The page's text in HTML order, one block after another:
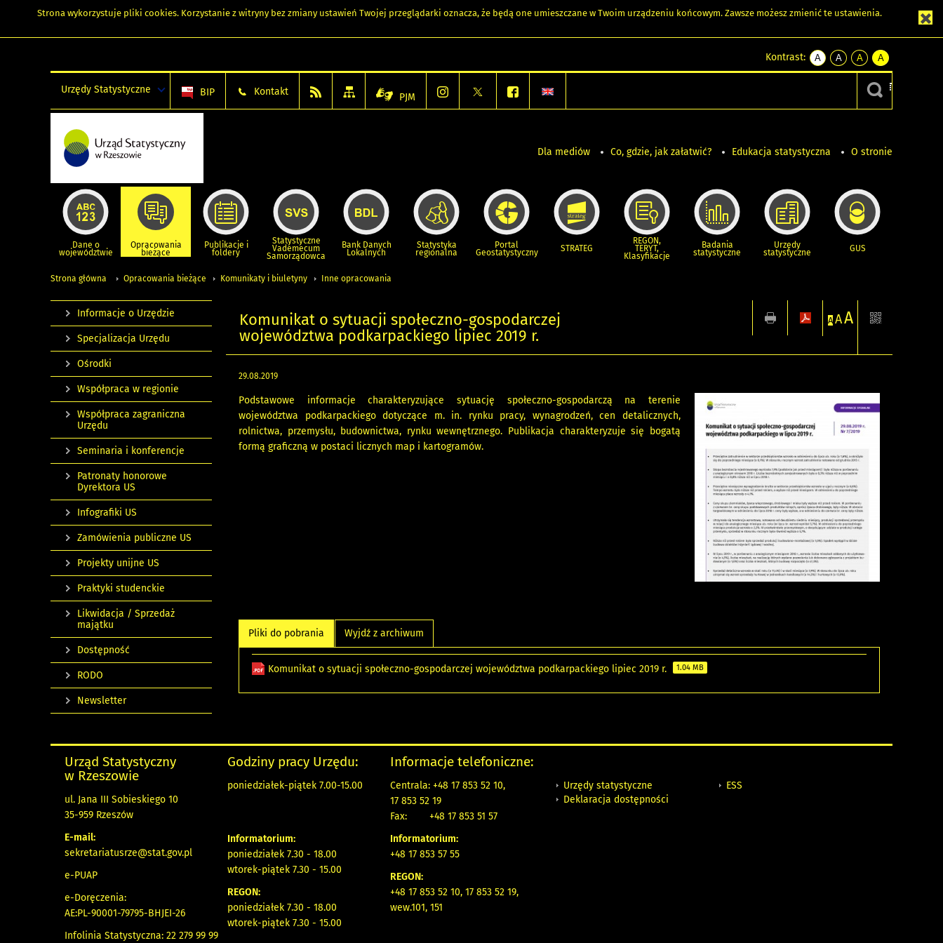
Strona wykorzystuje pliki cookies. Korzystanie z witryny bez zmiany ustawień Twojej przeglądarki oznacza, że będą one umieszczane w Twoim urządzeniu końcowym. Zawsze możesz zmienić te ustawienia.
Kontrast:
A
kontrast
A
kontrast
czarnym
A
kontrast
żółty
tekst
czarnym
A
kontrast
czarny
tekst
żółtym
Urzędy Statystyczne BIP Kontakt PJM
Dla mediów Co, gdzie, jak załatwić? Edukacja statystyczna O stronie
Dane o
województwie
Opracowania
bieżące
Publikacje i
foldery
Statystyczne
Vademecum
Samorządowca
Bank Danych
Lokalnych
Statystyka
regionalna
Portal
Geostatystyczny STRATEG
REGON,
TERYT,
Klasyfikacje
Badania
statystyczne
Urzędy
statystyczne GUS
Strona główna Opracowania bieżące Komunikaty i biuletyny Inne opracowania
Komunikat o sytuacji społeczno-gospodarczej
województwa podkarpackiego lipiec 2019 r.
A AA
29.08.2019
Podstawowe informacje charakteryzujące sytuację społeczno-gospodarczą na terenie
województwa podkarpackiego dotyczące m. in. rynku pracy, wynagrodzeń, cen detalicznych,
rolnictwa, przemysłu, budownictwa, rynku wewnętrznego. Publikacja charakteryzuje się bogatą
formą graficzną w postaci licznych map i kartogramów.
Pliki do pobrania Wyjdź z archiwum
Komunikat o sytuacji społeczno-gospodarczej województwa podkarpackiego lipiec 2019 r. 1.04 MB
Informacje o Urzędzie
Specjalizacja Urzędu
Ośrodki
Współpraca w regionie
Współpraca zagraniczna
Urzędu
Seminaria i konferencje
Patronaty honorowe
Dyrektora US
Infografiki US
Zamówienia publiczne US
Projekty unijne US
Praktyki studenckie
Likwidacja / Sprzedaż
majątku
Dostępność
RODO
Newsletter
Urząd Statystyczny
w Rzeszowie
ul. Jana III Sobieskiego 10
35-959 Rzeszów
E-mail:
sekretariatusrze@stat.gov.pl
e-PUAP
e-Doręczenia:
AE:PL-90001-79795-BHJEI-26
Infolinia Statystyczna: 22 279 99 99
Godziny pracy Urzędu:
poniedziałek-piątek 7.00-15.00
Informatorium:
poniedziałek 7.30 - 18.00
wtorek-piątek 7.30 - 15.00
REGON:
poniedziałek 7.30 - 18.00
wtorek-piątek 7.30 - 15.00
Informacje telefoniczne:
Centrala: +48 17 853 52 10,
17 853 52 19
Fax:
+48 17 853 51 57
Informatorium:
+48 17 853 57 55
REGON:
+48 17 853 52 10, 17 853 52 19,
wew.101, 151
Urzędy statystyczne
Deklaracja dostępności
ESS